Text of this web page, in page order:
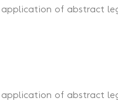
of abstract
of abstract